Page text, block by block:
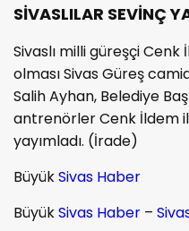
SİVASLILAR SEVİNÇ
Sivaslı milli güreşçi
olması Sivas Güreş
Salih Ayhan, Belediye
antrenörler Cenk İldem
yayımladı. (İrade)
BüyükSivas Haber
BüyükSivas Haber –